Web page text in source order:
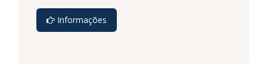
Informações